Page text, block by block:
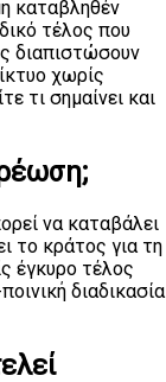
καταβληθέν
τέλος που
διαπιστώσουν
χωρίς
τι σημαίνει και
να καταβάλει
το κράτος για τη
έγκυρο τέλος
διαδικασία